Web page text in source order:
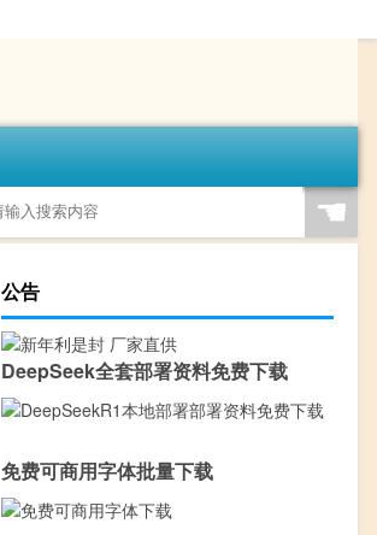
☚
公告
DeepSeek全套部署资料免费下载
免费可商用字体批量下载